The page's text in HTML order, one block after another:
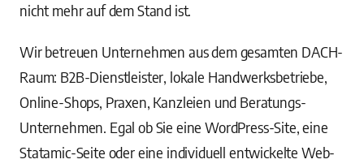
nicht mehr auf dem Stand ist.
Wir betreuen Unternehmen aus dem gesamten DACH-
Raum: B2B-Dienstleister, lokale Handwerksbetriebe,
Online-Shops, Praxen, Kanzleien und Beratungs-
Unternehmen. Egal ob Sie eine WordPress-Site, eine
Statamic-Seite oder eine individuell entwickelte Web-